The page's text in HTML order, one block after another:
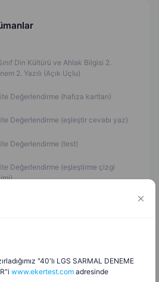
Din Kültürü ve Ahlak Bilgisi 2.
2. Yazılı (Açık Uçlu)
Değerlendirme (hafıza kartları)
Değerlendirme (eşleştir cevabı yaz)
Değerlendirme (test)
Değerlendirme (eşleştirme çizgi
Değerlendirme (Uçan Meyve Oyunu)
"40'lı LGS SARMAL DENEME
www.ekertest.com adresinde